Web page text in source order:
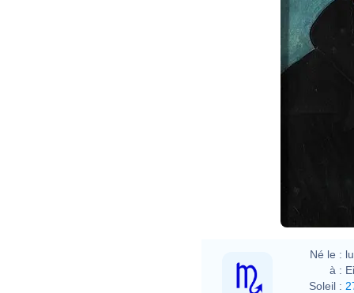
Né le :
à :
Soleil :